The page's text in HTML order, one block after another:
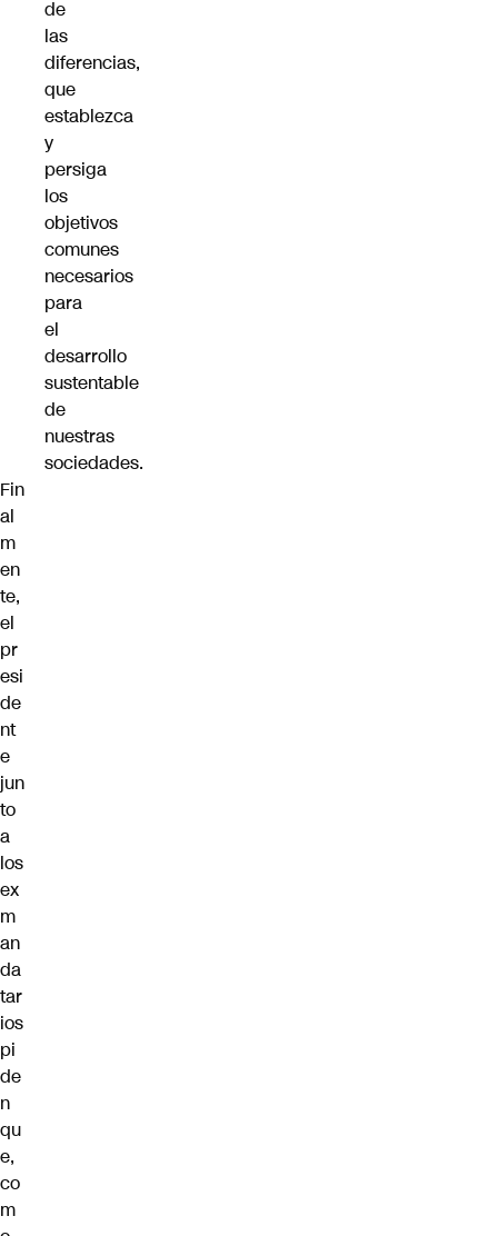
de
las
diferencias,
que
establezca
y
persiga
los
objetivos
comunes
necesarios
para
el
desarrollo
sustentable
de
nuestras
sociedades.
Fin
al
m
en
te,
el
pr
esi
de
nt
e
jun
to
a
los
ex
m
an
da
tar
ios
pi
de
n
qu
e,
co
m